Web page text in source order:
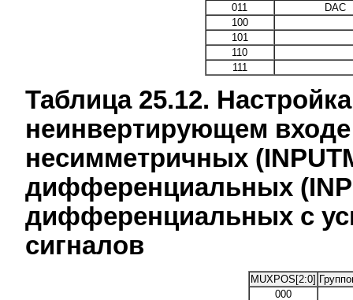
011
DAC
100
101
110
111
Таблица 25.12.
неинвертирующем
несимметричных
дифференциальных
дифференциальных с
сигналов
MUXPOS[2:0]
000